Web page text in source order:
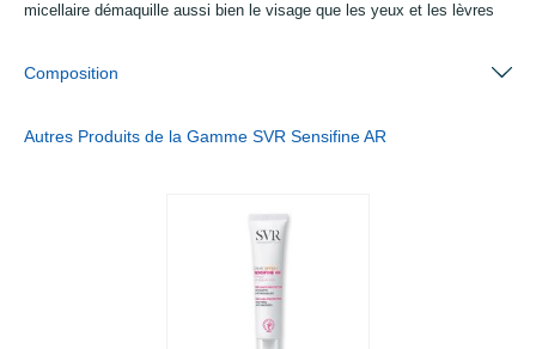
micellaire démaquille aussi bien le visage que les yeux et les lèvres
Composition
Autres Produits de la Gamme SVR Sensifine AR